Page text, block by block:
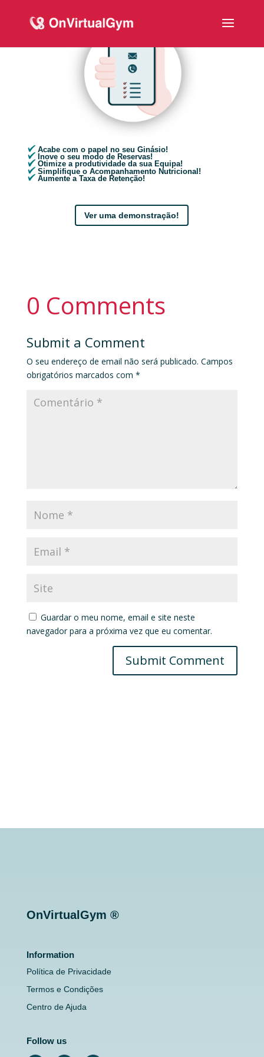
Acabe com o papel no seu Ginásio!
Inove o seu modo de Reservas!
Otimize a produtividade da sua Equipa!
Simplifique o Acompanhamento Nutricional!
Aumente a Taxa de Retenção!
Ver uma demonstração!
0 Comments
Submit a Comment
O seu endereço de email não será publicado. Campos
obrigatórios marcados com *
Guardar o meu nome, email e site neste
navegador para a próxima vez que eu comentar.
Submit Comment
OnVirtualGym ®
Information
Política de Privacidade
Termos e Condições
Centro de Ajuda
Follow us